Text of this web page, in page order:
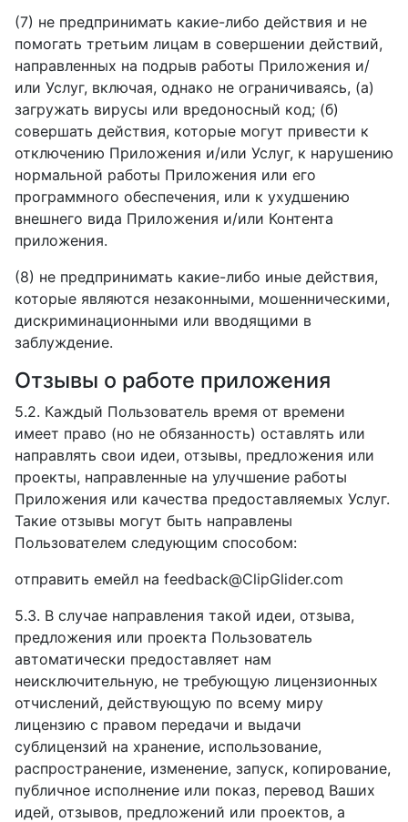
(7) не предпринимать какие-либо действия и не
помогать третьим лицам в совершении действий,
направленных на подрыв работы Приложения и/
или Услуг, включая, однако не ограничиваясь, (а)
загружать вирусы или вредоносный код; (б)
совершать действия, которые могут привести к
отключению Приложения и/или Услуг, к нарушению
нормальной работы Приложения или его
программного обеспечения, или к ухудшению
внешнего вида Приложения и/или Контента
приложения.
(8) не предпринимать какие-либо иные действия,
которые являются незаконными, мошенническими,
дискриминационными или вводящими в
заблуждение.
Отзывы о работе приложения
5.2. Каждый Пользователь время от времени
имеет право (но не обязанность) оставлять или
направлять свои идеи, отзывы, предложения или
проекты, направленные на улучшение работы
Приложения или качества предоставляемых Услуг.
Такие отзывы могут быть направлены
Пользователем следующим способом:
отправить емейл на feedback@ClipGlider.com
5.3. В случае направления такой идеи, отзыва,
предложения или проекта Пользователь
автоматически предоставляет нам
неисключительную, не требующую лицензионных
отчислений, действующую по всему миру
лицензию с правом передачи и выдачи
сублицензий на хранение, использование,
распространение, изменение, запуск, копирование,
публичное исполнение или показ, перевод Ваших
идей, отзывов, предложений или проектов, а